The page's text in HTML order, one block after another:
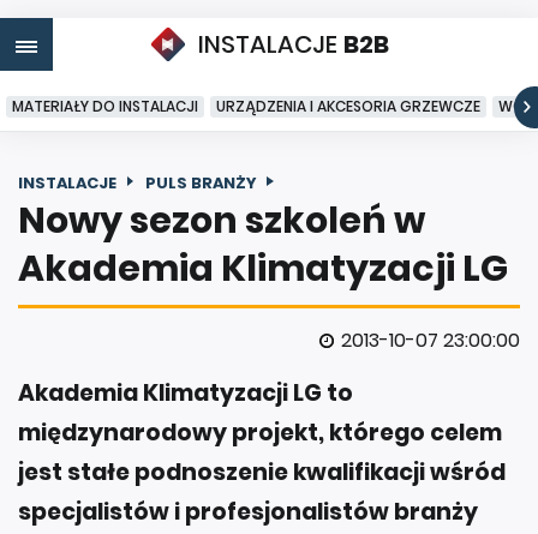
INSTALACJE B2B
MATERIAŁY DO INSTALACJI URZĄDZENIA I AKCESORIA GRZEWCZE
INSTALACJE PULS BRANŻY
Nowy sezon szkoleń w
Akademia Klimatyzacji LG
2013-10-07 23:00:00
Akademia Klimatyzacji LG to
międzynarodowy projekt, którego celem
jest stałe podnoszenie kwalifikacji wśród
specjalistów i profesjonalistów branży